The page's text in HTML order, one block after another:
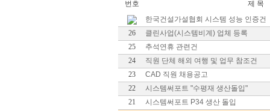
번호
제 목
한국건설가설협회 시스템 성능 인증건
26
클린사업(시스템비계) 업체 등록
25
추석연휴 관련건
24
직원 단체 해외 여행 및 업무 참조건
23
CAD 직원 채용공고
22
시스템써포트 "수평재 생산돌입"
21
시스템써포트 P34 생산 돌입